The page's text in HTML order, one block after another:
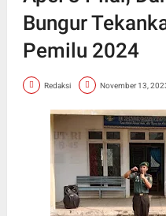
Bungur
Pemilu 2024
Redaksi November 13,